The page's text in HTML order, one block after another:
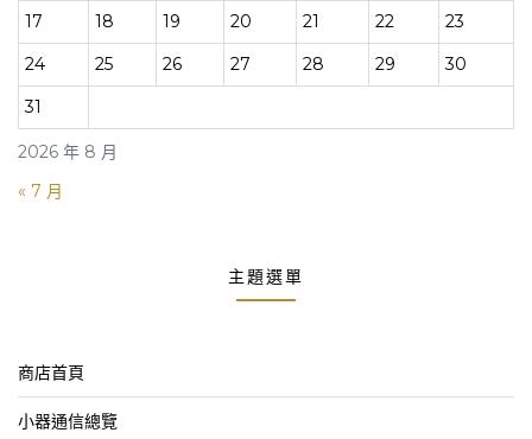
2026 年 8 月
17
18 19 20 21 22
23
24
25 26 27 28 29
30
31
« 7 月
主題選單
商店首頁
小器通信總覽